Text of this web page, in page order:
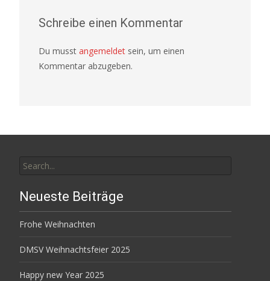
Schreibe einen Kommentar
Du musst angemeldet sein, um einen
Kommentar abzugeben.
for:
Neueste Beiträge
Frohe Weihnachten
DMSV Weihnachtsfeier 2025
Happy new Year 2025